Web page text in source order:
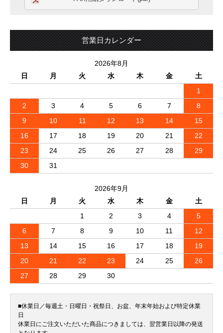
営業日カレンダー
2026年8月
日
月 火 水 木 金
土
1
2
3 4 5 6 7
8
9
10 11 12 13 14
15
16
17 18 19 20 21
22
23
24 25 26 27 28
29
30
31
2026年9月
日
月 火 水 木 金
土
1
2 3 4
5
6
7 8 9 10 11
12
13
14 15 16 17 18
19
20
21 22 23 24 25
26
27
28 29 30
■休業日／毎週土・日曜日・祝祭日、お盆、年末年始および特定休業
日
休業日にご注文いただいた商品につきましては、翌営業日以降の発送